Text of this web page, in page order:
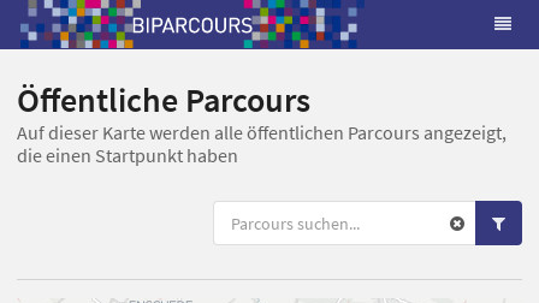
Öffentliche Parcours
Auf dieser Karte werden alle öffentlichen Parcours angezeigt,
die einen Startpunkt haben